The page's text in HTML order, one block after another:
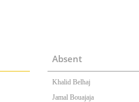
Absent
Khalid Belhaj
Jamal Bouajaja